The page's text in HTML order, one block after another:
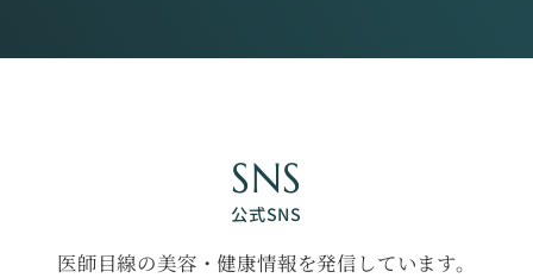
SNS
公式SNS
医師目線の美容・健康情報を発信しています。